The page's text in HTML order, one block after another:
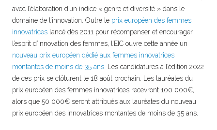
avec l’élaboration d’un indice « genre et diversité » dans le
domaine de l’innovation. Outre le prix européen des femmes
innovatrices lancé dès 2011 pour récompenser et encourager
l’esprit d’innovation des femmes, l’EIC ouvre cette année un
nouveau prix européen dédié aux femmes innovatrices
montantes de moins de 35 ans . Les candidatures à l’édition 2022
de ces prix se clôturent le 18 août prochain. Les lauréates du
prix européen des femmes innovatrices recevront 100 000€,
alors que 50 000€ seront attribués aux lauréates du nouveau
prix européen des innovatrices montantes de moins de 35 ans.